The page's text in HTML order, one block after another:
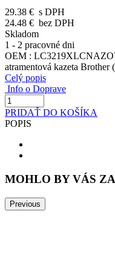
29.38 € s DPH
24.48 € bez DPH
Skladom
1 - 2 pracovné dni
OEM :
atramentová kazeta
Celý popis
Info o Doprave
PRIDAŤ DO KOŠÍKA
POPIS
MOHLO BY VÁS
Previous